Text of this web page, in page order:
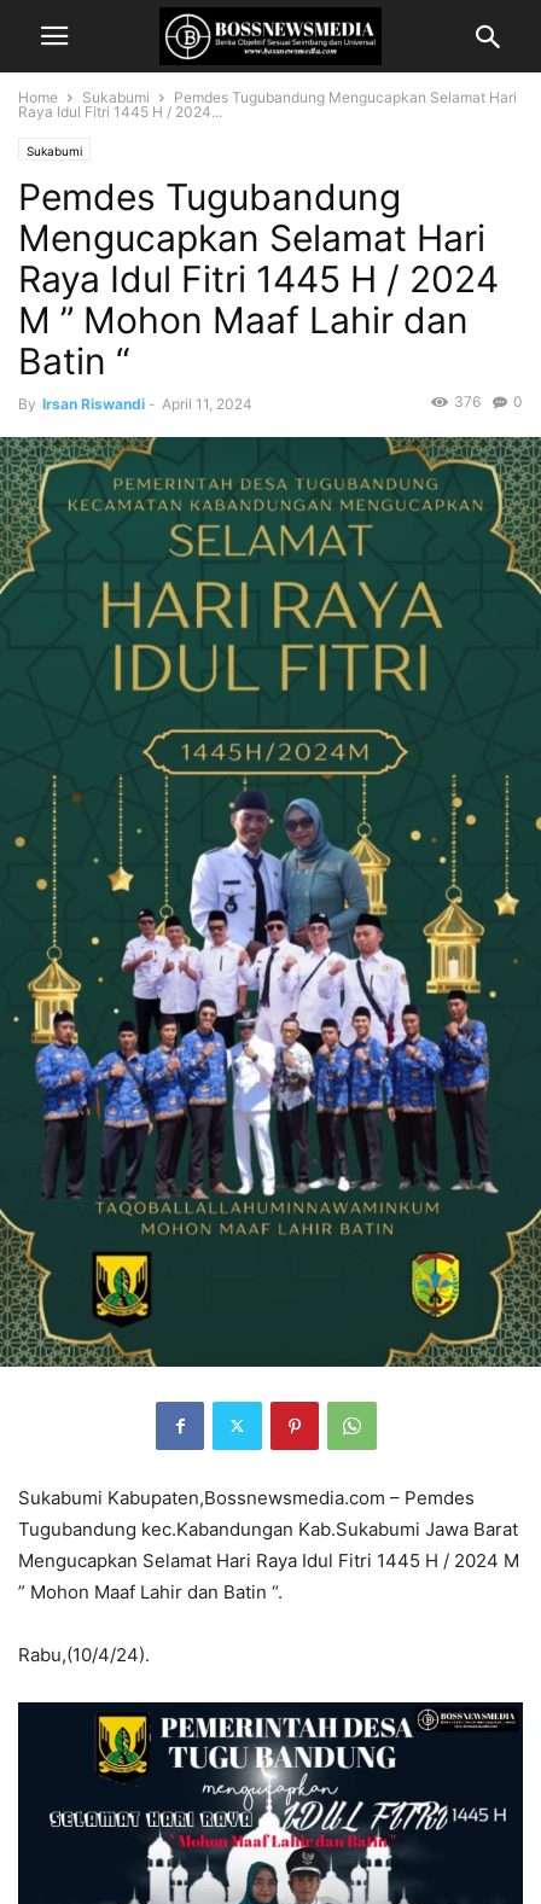
Home Sukabumi
Pemdes Tugubandung Mengucapkan Selamat Hari
Raya Idul Fitri 1445 H / 2024...
Sukabumi
Pemdes Tugubandung
Mengucapkan Selamat Hari
Raya Idul Fitri 1445 H / 2024
M ” Mohon Maaf Lahir dan
Batin “
By Irsan Riswandi - April 11, 2024 0
376
Sukabumi Kabupaten,Bossnewsmedia.com – Pemdes
Tugubandung kec.Kabandungan Kab.Sukabumi Jawa Barat
Mengucapkan Selamat Hari Raya Idul Fitri 1445 H / 2024 M
” Mohon Maaf Lahir dan Batin “.
Rabu,(10/4/24).